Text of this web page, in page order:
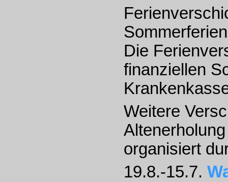
Die
finanziellen
Weitere
organisiert
19.8.-15.7.